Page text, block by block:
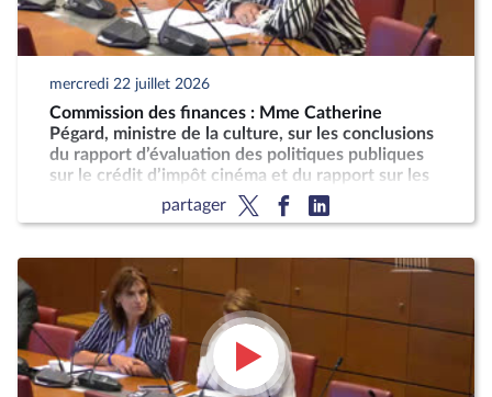
mercredi 22 juillet 2026
Commission des finances : Mme Catherine
Pégard, ministre de la culture, sur les conclusions
du rapport d’évaluation des politiques publiques
sur le crédit d’impôt cinéma et du rapport sur les
taxes sur les services vidéo
partager